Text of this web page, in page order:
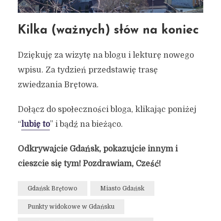
Kilka (ważnych) słów na koniec
Dziękuję za wizytę na blogu i lekturę nowego
wpisu. Za tydzień przedstawię trasę
zwiedzania Brętowa.
Dołącz do społeczności bloga, klikając poniżej
“lubię to” i bądź na bieżąco.
Odkrywajcie Gdańsk, pokazujcie innym i
cieszcie się tym! Pozdrawiam, Cześć!
Gdańsk Brętowo Miasto Gdańsk
Punkty widokowe w Gdańsku